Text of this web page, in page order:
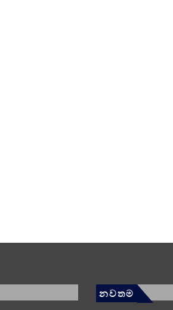
නවතම